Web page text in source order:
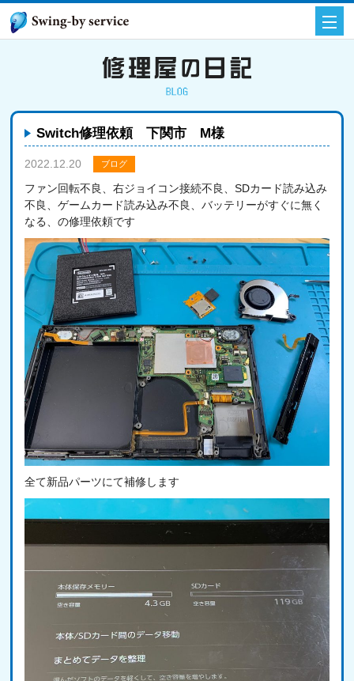
Switch修理依頼 下関市 M様
2022.12.20 ブログ
ファン回転不良、右ジョイコン接続不良、SDカード読み込み
不良、ゲームカード読み込み不良、バッテリーがすぐに無く
なる、の修理依頼です
全て新品パーツにて補修します